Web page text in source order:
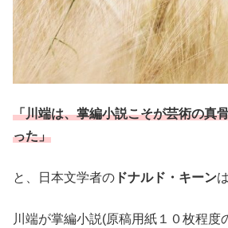
「川端は、掌編小説こそが芸術の真
った」
と、日本文学者の ドナルド・キーン
川端が掌編小説(原稿用紙１０枚程度